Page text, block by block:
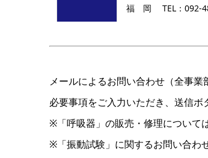
福 岡 TEL：092-
メールによるお問い合わせ（全事業
必要事項をご入力いただき、送信
※「呼吸器」の販売・修理について
※「振動試験」に関するお問い合わ